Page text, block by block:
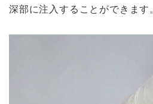
深部に注入することができます。